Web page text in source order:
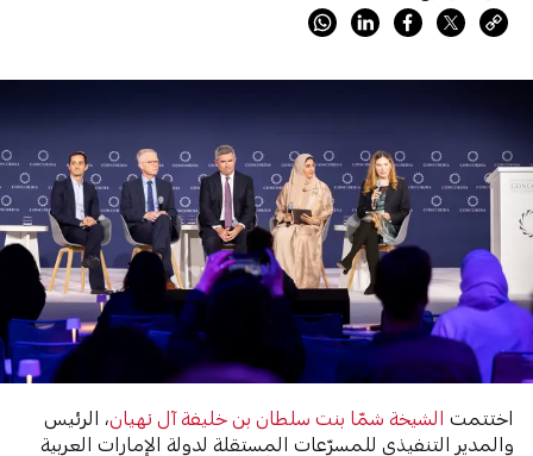
اختتمتالشيخة شمّا بنت سلطان بن خليفة آل نهيان، الرئيس
والمدير التنفيذي للمسرّعات المستقلة لدولة الإمارات العربية